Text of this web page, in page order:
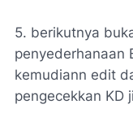
5. berikutnya
penyederhanaan
kemudiann edit
pengecekkan KD